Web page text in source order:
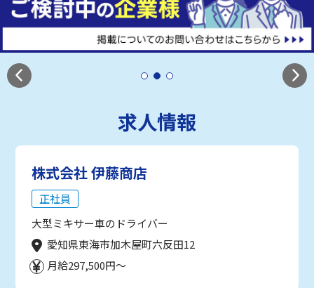
求人情報
株式会社 伊藤商店
正社員
大型ミキサー車のドライバー
愛知県東海市加木屋町六反田12
月給297,500円～